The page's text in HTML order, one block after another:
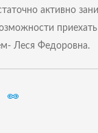
активно
Леся Федоровна.